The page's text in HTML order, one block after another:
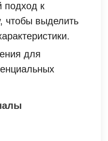
подход к
чтобы выделить
для